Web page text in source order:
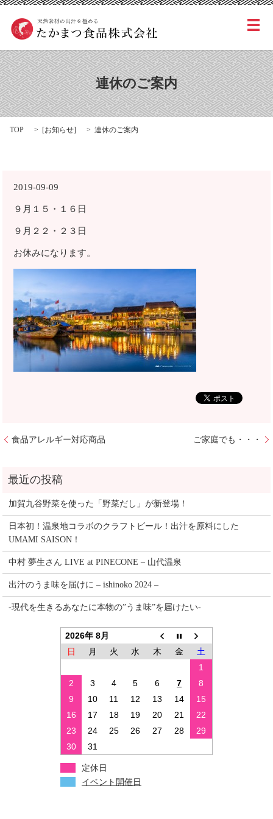
メ
連休のご案内
TOP [お知らせ] 連休のご案内
2019-09-09
９月１５・１６日
９月２２・２３日
お休みになります。
食品アレルギー対応商品 ご家庭でも・・・
加賀九谷野菜を使った「野菜だし」が新登場！
日本初！温泉地コラボのクラフトビール！出汁を原料にした
UMAMI SAISON！
中村 夢生さん LIVE at PINECONE – 山代温泉
出汁のうま味を届けに – ishinoko 2024 –
-現代を生きるあなたに本物の”うま味”を届けたい-
2026年 8月
日
月 火 水 木 金
土
1
2
3 4 5 6 7
8
9
10 11 12 13 14
15
16
17 18 19 20 21
22
23
24 25 26 27 28
29
30
31
定休日
イベント開催日